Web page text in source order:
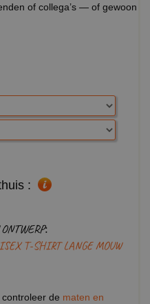
of collega’s — of gewoon
:
T-SHIRT LANGE MOUW
de maten en